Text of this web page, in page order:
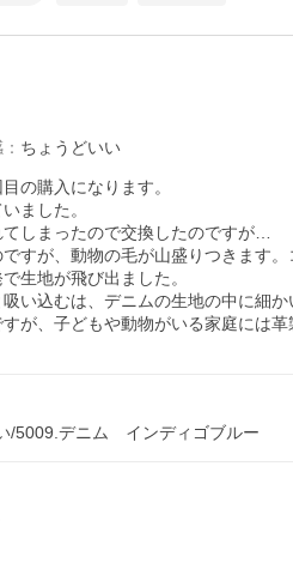
： ちょうどいい
の購入になります。
ました。
しまったので交換したのですが…
すが、動物の毛が山盛りつきます。
生地が飛び出ました。
い込むは、デニムの生地の中に細か
が、子どもや動物がいる家庭には革
5009.デニム インディゴブルー